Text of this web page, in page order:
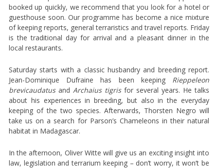
booked up quickly, we recommend that you look for a hotel or
guesthouse soon. Our programme has become a nice mixture
of keeping reports, general terraristics and travel reports. Friday
is the traditional day for arrival and a pleasant dinner in the
local restaurants.
Saturday starts with a classic husbandry and breeding report.
Jean-Dominique Dufraine has been keeping Rieppeleon
brevicaudatusand Archaius tigrisfor several years. He talks
about his experiences in breeding, but also in the everyday
keeping of the two species. Afterwards, Thorsten Negro will
take us on a search for Parson’s Chameleons in their natural
habitat in Madagascar.
In the afternoon, Oliver Witte will give us an exciting insight into
law, legislation and terrarium keeping – don’t worry, it won’t be